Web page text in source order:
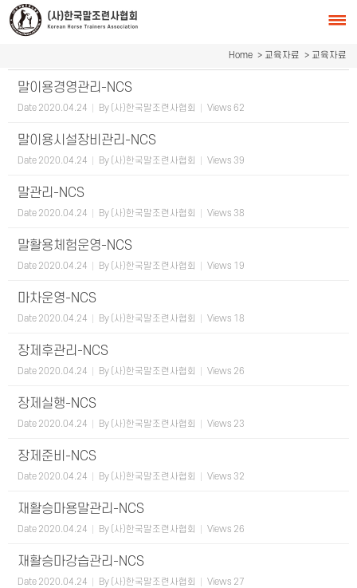
Home > 교육자료 > 교육자료
말이용경영관리-NCS
Date 2020.04.24 By (사)한국말조련사협회 Views 62
말이용시설장비관리-NCS
Date 2020.04.24 By (사)한국말조련사협회 Views 39
말관리-NCS
Date 2020.04.24 By (사)한국말조련사협회 Views 38
말활용체험운영-NCS
Date 2020.04.24 By (사)한국말조련사협회 Views 19
마차운영-NCS
Date 2020.04.24 By (사)한국말조련사협회 Views 18
장제후관리-NCS
Date 2020.04.24 By (사)한국말조련사협회 Views 26
장제실행-NCS
Date 2020.04.24 By (사)한국말조련사협회 Views 23
장제준비-NCS
Date 2020.04.24 By (사)한국말조련사협회 Views 32
재활승마용말관리-NCS
Date 2020.04.24 By (사)한국말조련사협회 Views 26
재활승마강습관리-NCS
Date 2020.04.24 By (사)한국말조련사협회 Views 27